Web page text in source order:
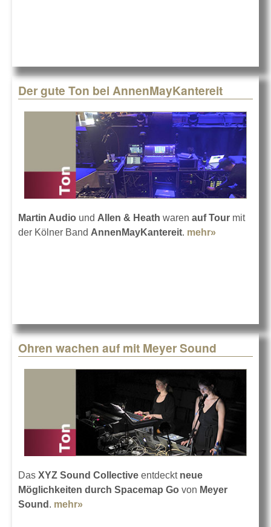
Der gute Ton bei AnnenMayKantereit
Martin Audio und Allen & Heath waren auf Tour mit
der Kölner Band AnnenMayKantereit. mehr»
Ohren wachen auf mit Meyer Sound
Das XYZ Sound Collective entdeckt neue
Möglichkeiten durch Spacemap Go von Meyer
Sound . mehr»